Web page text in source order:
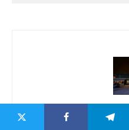
Hôtel Harriniva, un